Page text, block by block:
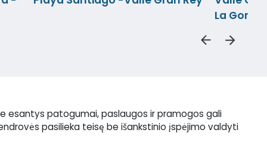
La
esantys patogumai, paslaugos ir pramogos gali
pasilieka teisę be išankstinio įspėjimo valdyti